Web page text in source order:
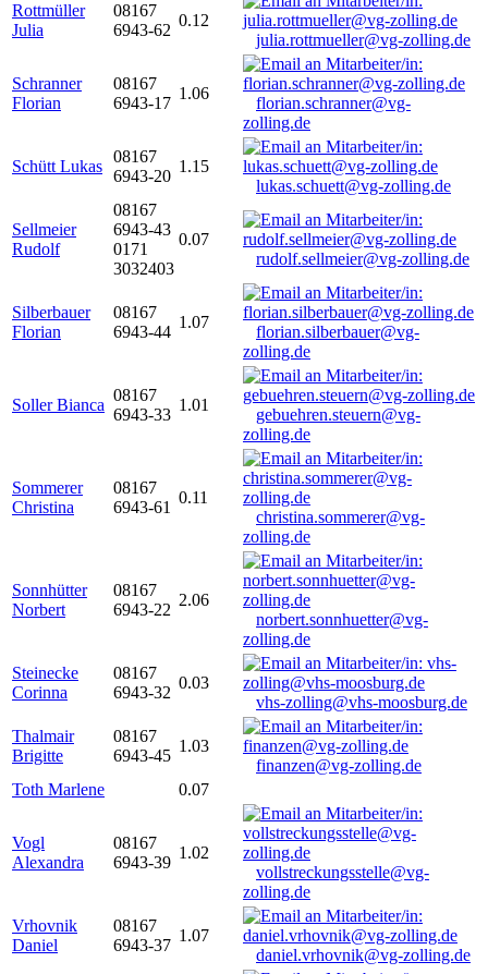
Rottmüller
Julia
08167
6943-62
0.12
julia.rottmueller@vg-zolling.de
Schranner
Florian
08167
6943-17
1.06
florian.schranner@vg-
zolling.de
Schütt Lukas
08167
6943-20
1.15
lukas.schuett@vg-zolling.de
Sellmeier
Rudolf
08167
6943-43
0171
3032403
0.07
rudolf.sellmeier@vg-zolling.de
Silberbauer
Florian
08167
6943-44
1.07
florian.silberbauer@vg-
zolling.de
Soller Bianca
08167
6943-33
1.01
gebuehren.steuern@vg-
zolling.de
Sommerer
Christina
08167
6943-61
0.11
christina.sommerer@vg-
zolling.de
Sonnhütter
Norbert
08167
6943-22
2.06
norbert.sonnhuetter@vg-
zolling.de
Steinecke
Corinna
08167
6943-32
0.03
vhs-zolling@vhs-moosburg.de
Thalmair
Brigitte
08167
6943-45
1.03
finanzen@vg-zolling.de
Toth Marlene
0.07
Vogl
Alexandra
08167
6943-39
1.02
vollstreckungsstelle@vg-
zolling.de
Vrhovnik
Daniel
08167
6943-37
1.07
daniel.vrhovnik@vg-zolling.de